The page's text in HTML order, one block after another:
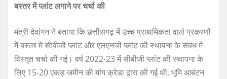
बस्तर में प्लांट लगाने पर चर्चा की
मंत्री देवांगन ने बताया कि छत्तीसगढ़ में उच्च प्राथमिकता वाले प्रकरणों
में बस्तर में सीबीजी प्लांट और एलएनजी प्लांट की स्थापना के संबंध में
विस्तृत चर्चा की गई। वर्ष 2022-23 में सीबीजी प्लांट की स्थापना के
लिए 15-20 एकड़ जमीन की मांग क्रेडा द्वारा की गई थी, भूमि आबंटन